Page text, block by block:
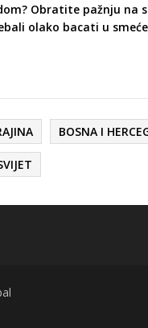
Obratite pažnju na
olako bacati u smeće
BOSNA I